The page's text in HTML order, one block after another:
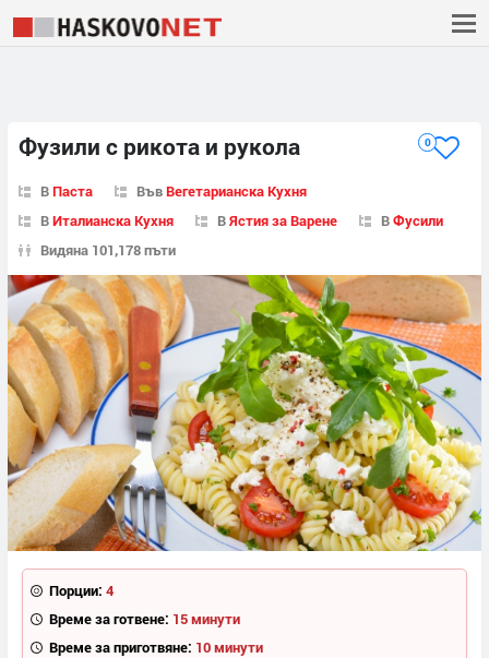
Фузили с рикота и рукола 0
ВПаста ВъвВегетарианска Кухня
ВИталианска Кухня ВЯстия за Варене ВФусили
Видяна 101,178 пъти
Порции: 4
Време за готвене: 15 минути
Време за приготвяне: 10 минути